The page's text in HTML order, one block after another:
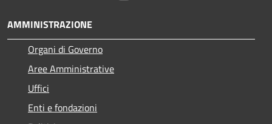
AMMINISTRAZIONE
Organi di Governo
Aree Amministrative
Uffici
Enti e fondazioni